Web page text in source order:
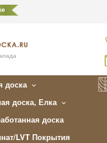
доска
доска, Елка
доска
LVT Покрытия